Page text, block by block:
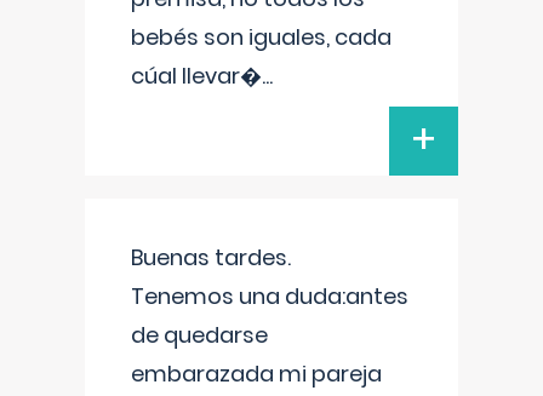
bebés son iguales, cada
cúal llevar�...
+
Buenas tardes.
Tenemos una duda:antes
de quedarse
embarazada mi pareja